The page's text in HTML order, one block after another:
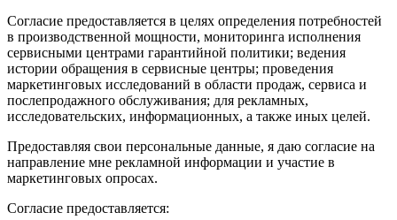
Согласие предоставляется в целях определения потребностей
в производственной мощности, мониторинга исполнения
сервисными центрами гарантийной политики; ведения
истории обращения в сервисные центры; проведения
маркетинговых исследований в области продаж, сервиса и
послепродажного обслуживания; для рекламных,
исследовательских, информационных, а также иных целей.
Предоставляя свои персональные данные, я даю согласие на
направление мне рекламной информации и участие в
маркетинговых опросах.
Согласие предоставляется: